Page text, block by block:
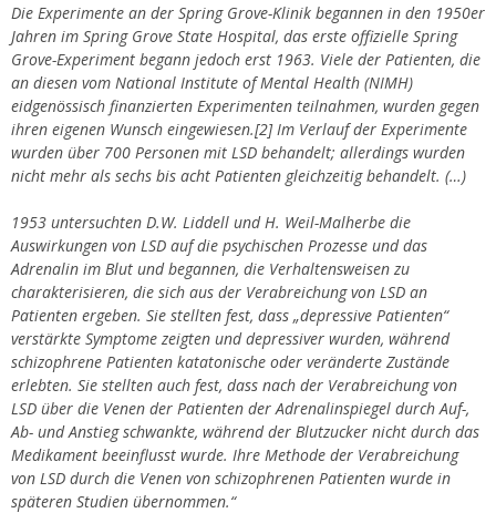
Die Experimente an der Spring Grove-Klinik begannen in den 1950er
Jahren im Spring Grove State Hospital, das erste offizielle Spring
Grove-Experiment begann jedoch erst 1963. Viele der Patienten, die
an diesen vom National Institute of Mental Health (NIMH)
eidgenössisch finanzierten Experimenten teilnahmen, wurden gegen
ihren eigenen Wunsch eingewiesen.[2] Im Verlauf der Experimente
wurden über 700 Personen mit LSD behandelt; allerdings wurden
nicht mehr als sechs bis acht Patienten gleichzeitig behandelt. (…)
1953 untersuchten D.W. Liddell und H. Weil-Malherbe die
Auswirkungen von LSD auf die psychischen Prozesse und das
Adrenalin im Blut und begannen, die Verhaltensweisen zu
charakterisieren, die sich aus der Verabreichung von LSD an
Patienten ergeben. Sie stellten fest, dass „depressive Patienten“
verstärkte Symptome zeigten und depressiver wurden, während
schizophrene Patienten katatonische oder veränderte Zustände
erlebten. Sie stellten auch fest, dass nach der Verabreichung von
LSD über die Venen der Patienten der Adrenalinspiegel durch Auf-,
Ab- und Anstieg schwankte, während der Blutzucker nicht durch das
Medikament beeinflusst wurde. Ihre Methode der Verabreichung
von LSD durch die Venen von schizophrenen Patienten wurde in
späteren Studien übernommen.“